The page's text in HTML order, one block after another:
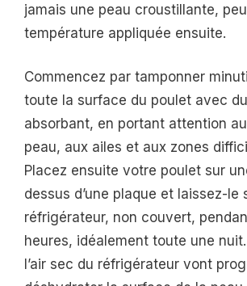
jamais une peau croustillante,
température appliquée ensuite.
Commencez par tamponner
toute la surface du poulet avec
absorbant, en portant attention
peau, aux ailes et aux zones
Placez ensuite votre poulet sur
dessus d’une plaque et laissez-le
réfrigérateur, non couvert,
heures, idéalement toute une
l’air sec du réfrigérateur vont